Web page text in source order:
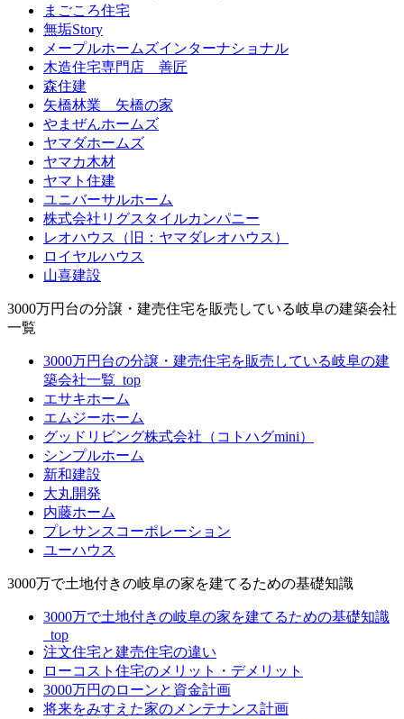
まごころ住宅
無垢Story
メープルホームズインターナショナル
木造住宅専門店 善匠
森住建
矢橋林業 矢橋の家
やまぜんホームズ
ヤマダホームズ
ヤマカ木材
ヤマト住建
ユニバーサルホーム
株式会社リグスタイルカンパニー
レオハウス（旧：ヤマダレオハウス）
ロイヤルハウス
山喜建設
3000万円台の分譲・建売住宅を販売している岐阜の建築会社
一覧
3000万円台の分譲・建売住宅を販売している岐阜の建
築会社一覧_top
エサキホーム
エムジーホーム
グッドリビング株式会社（コトハグmini）
シンプルホーム
新和建設
大丸開発
内藤ホーム
プレサンスコーポレーション
ユーハウス
3000万で土地付きの岐阜の家を建てるための基礎知識
3000万で土地付きの岐阜の家を建てるための基礎知識
_top
注文住宅と建売住宅の違い
ローコスト住宅のメリット・デメリット
3000万円のローンと資金計画
将来をみすえた家のメンテナンス計画